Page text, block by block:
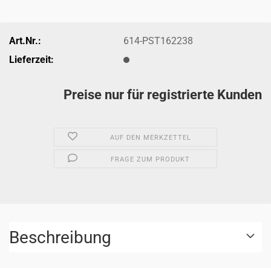
Art.Nr.:
614-PST162238
Lieferzeit:
Preise nur für registrierte Kunden
AUF DEN MERKZETTEL
FRAGE ZUM PRODUKT
Beschreibung